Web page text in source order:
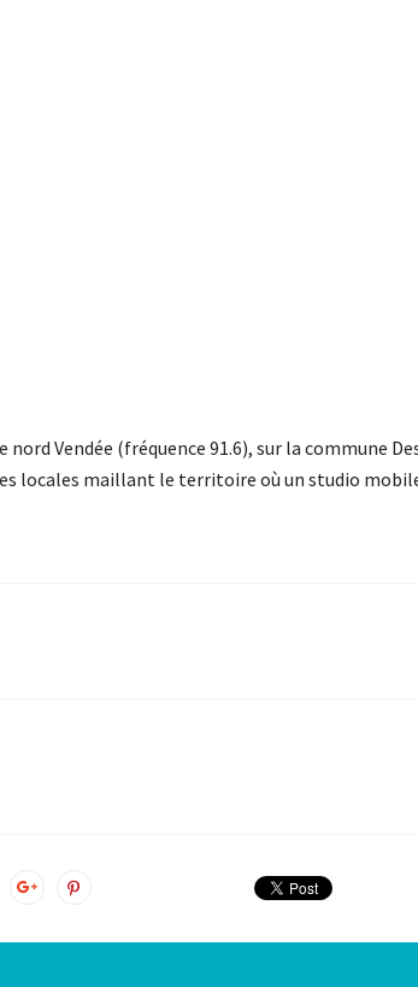
Vendée (fréquence 91.6), sur la commune
locales maillant le territoire où un studio